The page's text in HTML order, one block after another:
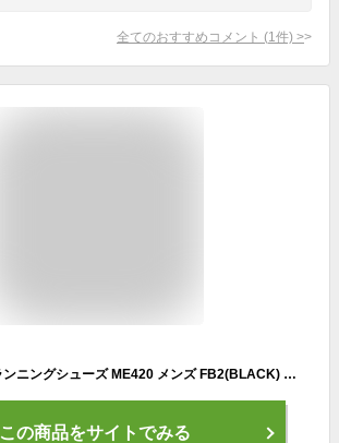
全てのおすすめコメント (1 件) >
[ニューバランス] ランニングシューズ ME420 メンズ FB2(BLACK) 27.0 cm 4E
この商品をサイトでみる